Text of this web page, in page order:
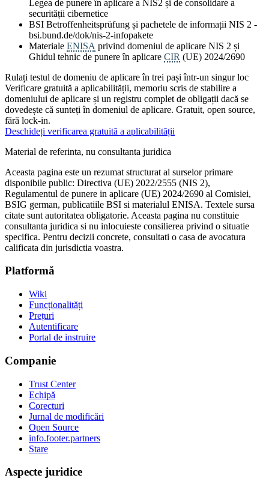
Legea de punere în aplicare a NIS2 și de consolidare a
securității cibernetice
BSI Betroffenheitsprüfung și pachetele de informații NIS 2 -
bsi.bund.de/dok/nis-2-infopakete
Materiale ENISA privind domeniul de aplicare NIS 2 și
Ghidul tehnic de punere în aplicare CIR (UE) 2024/2690
Rulați testul de domeniu de aplicare în trei pași într-un singur loc
Verificare gratuită a aplicabilității, memoriu scris de stabilire a
domeniului de aplicare și un registru complet de obligații dacă se
dovedește că sunteți în domeniul de aplicare. Gratuit, open source,
fără lock-in.
Deschideți verificarea gratuită a aplicabilității
Material de referinta, nu consultanta juridica
Aceasta pagina este un rezumat structurat al surselor primare
disponibile public: Directiva (UE) 2022/2555 (NIS 2),
Regulamentul de punere in aplicare (UE) 2024/2690 al Comisiei,
BSIG german, publicatiile BSI si materialul ENISA. Textele sursa
citate sunt autoritatea obligatorie. Aceasta pagina nu constituie
consultanta juridica si nu inlocuieste consilierea privind o situatie
specifica. Pentru decizii concrete, consultati o casa de avocatura
calificata din jurisdictia voastra.
Platformă
Wiki
Funcționalități
Prețuri
Autentificare
Portal de instruire
Companie
Trust Center
Echipă
Corecturi
Jurnal de modificări
Open Source
info.footer.partners
Stare
Aspecte juridice